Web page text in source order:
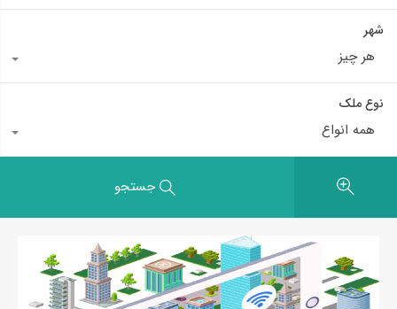
شهر
هر چیز
نوع ملک
همه انواع
جستجو